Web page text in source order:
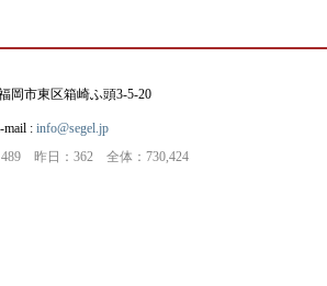
岡市東区箱崎ふ頭3-5-20
mail : info@segel.jp
昨日：362 全体：730,424